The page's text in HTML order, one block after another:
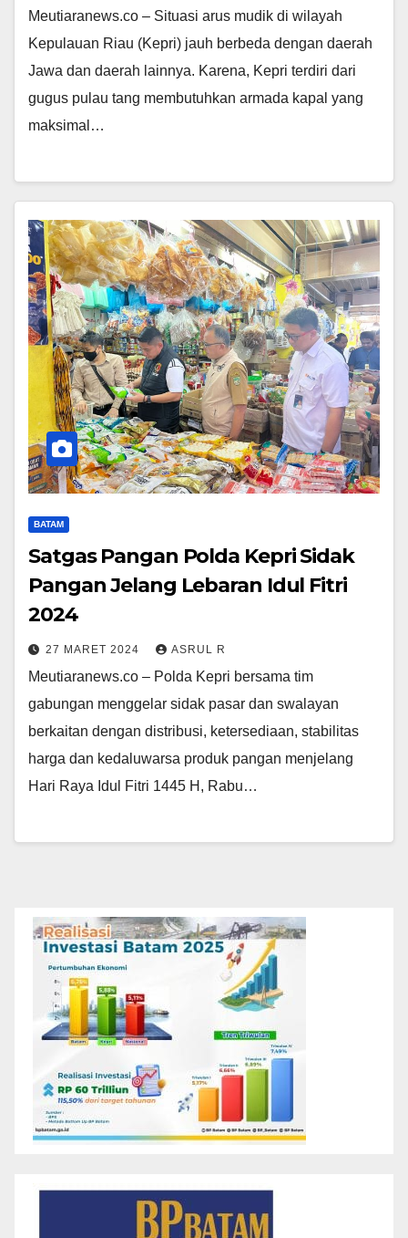
Meutiaranews.co – Situasi arus mudik di wilayah
Kepulauan Riau (Kepri) jauh berbeda dengan daerah
Jawa dan daerah lainnya. Karena, Kepri terdiri dari
gugus pulau tang membutuhkan armada kapal yang
maksimal…
BATAM
Satgas Pangan Polda Kepri Sidak
Pangan Jelang Lebaran Idul Fitri
2024
27 MARET 2024 ASRUL R
Meutiaranews.co – Polda Kepri bersama tim
gabungan menggelar sidak pasar dan swalayan
berkaitan dengan distribusi, ketersediaan, stabilitas
harga dan kedaluwarsa produk pangan menjelang
Hari Raya Idul Fitri 1445 H, Rabu…